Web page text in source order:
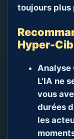
toujours plus
Hyper-
Analyse
L'IA ne
vous
durées
les